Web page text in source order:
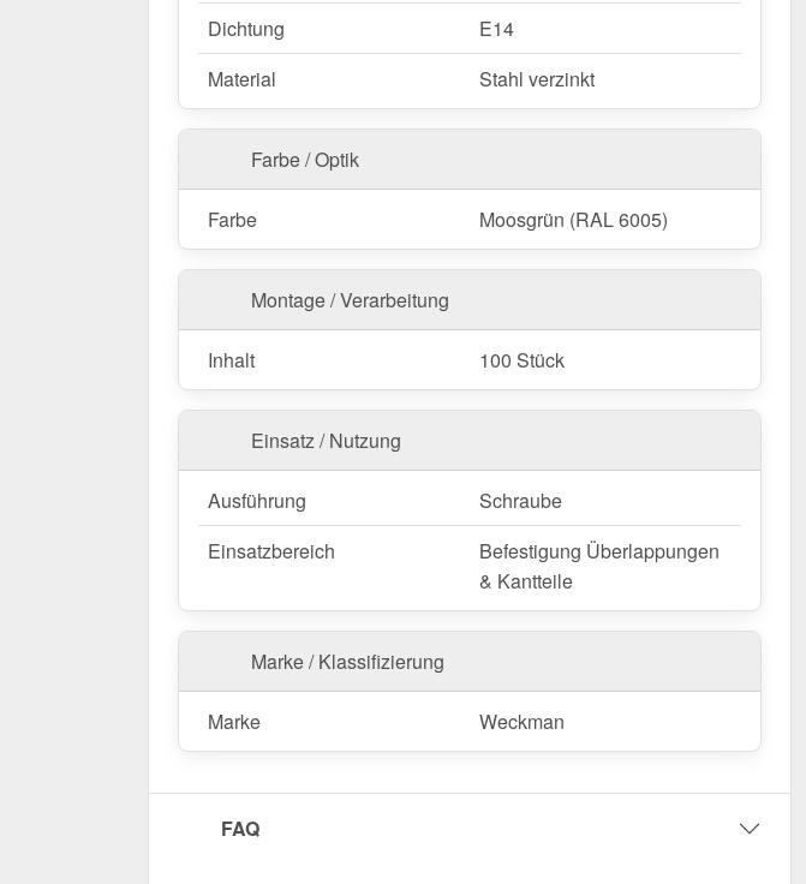
Achtung:
Für Aluminiumbleche sollten ausschließlich
Edelstahlschrauben verwendet werden!
Dichtung
E14
Material
Stahl verzinkt
Farbe / Optik
Farbe Moosgrün (RAL 6005)
Montage / Verarbeitung
Inhalt 100 Stück
Einsatz / Nutzung
Ausführung
Schraube
Einsatzbereich
Befestigung Überlappungen
& Kantteile
Marke / Klassifizierung
Marke Weckman
FAQ